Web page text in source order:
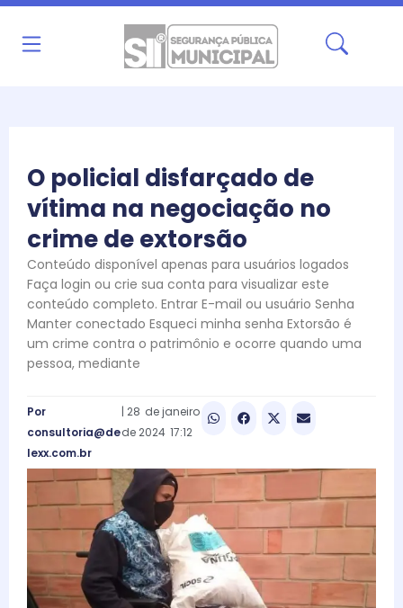
Ir
O policial disfarçado de
vítima na negociação no
crime de extorsão
Conteúdo disponível apenas para usuários logados
Faça login ou crie sua conta para visualizar este
conteúdo completo. Entrar E-mail ou usuário Senha
Manter conectado Esqueci minha senha Extorsão é
um crime contra o patrimônio e ocorre quando uma
pessoa, mediante
Por
consultoria@de
lexx.com.br
| 28 dejaneiro
de 2024 17:12